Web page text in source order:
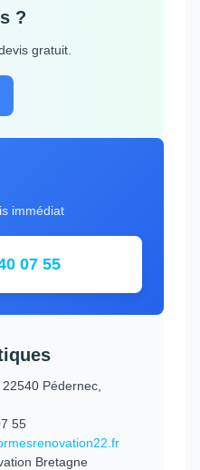
?
gratuit.
immédiat
07 55
Pédernec,
55
Bretagne